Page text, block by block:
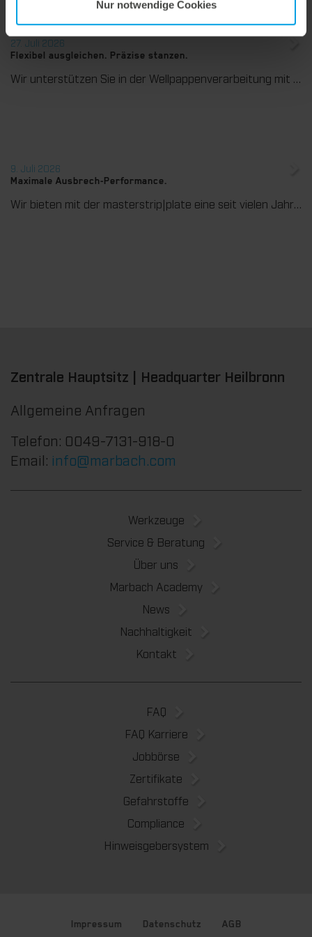
Nur notwendige Cookies
27. Juli 2026
Flexibel ausgleichen. Präzise stanzen.
Wir unterstützen Sie in der Wellpappenverarbeitung mit dem digitalen Zonenausgleich DZL|foil bei der Reduzierung von Rüstzeiten und dem zuverlässigen Ausgleich von Höhentoleranzen im Stanztiegel. Die individuell angepasste Folie sorgt für gleichmäßige Stanzergebnisse und stabile Produktionsprozesse – schnell, flexibel und ohne aufwendige mechanische Eingriffe.
9. Juli 2026
Maximale Ausbrech-Performance.
Wir bieten mit der masterstrip|plate eine seit vielen Jahren bewährte Lösung für maximale Prozesssicherheit beim Ausbrechen. Das speziell entwickelte Ausbrechoberteil ermöglicht einen stabilen, sauberen und effizienten Ausbrechprozess auch bei anspruchsvollen Anwendungen.
Zentrale Hauptsitz | Headquarter Heilbronn
Allgemeine Anfragen
Telefon: 0049-7131-918-0
Email: info@marbach.com
Werkzeuge
Service & Beratung
Über uns
Marbach Academy
News
Nachhaltigkeit
Kontakt
FAQ
FAQ Karriere
Jobbörse
Zertifikate
Gefahrstoffe
Compliance
Hinweisgebersystem
Impressum Datenschutz AGB